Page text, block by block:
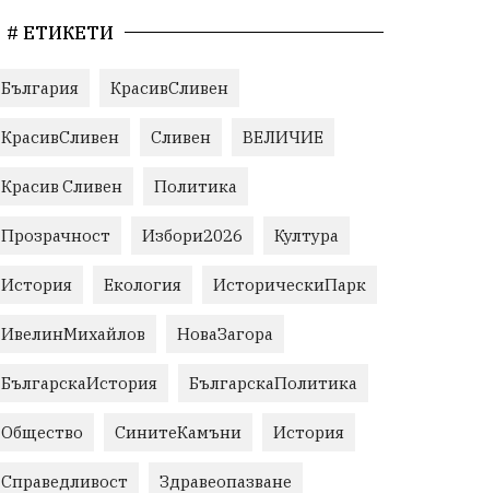
# ЕТИКЕТИ
България КрасивСливен
КрасивСливен Сливен ВЕЛИЧИЕ
Красив Сливен Политика
Прозрачност Избори2026 Култура
История Екология ИсторическиПарк
ИвелинМихайлов НоваЗагора
БългарскаИстория БългарскаПолитика
Общество СинитеКамъни История
Справедливост Здравеопазване